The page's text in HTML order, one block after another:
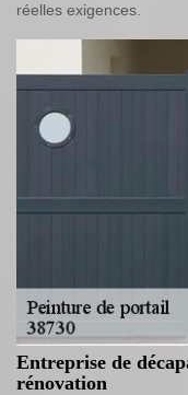
réelles exigences.
Entreprise de
rénovation